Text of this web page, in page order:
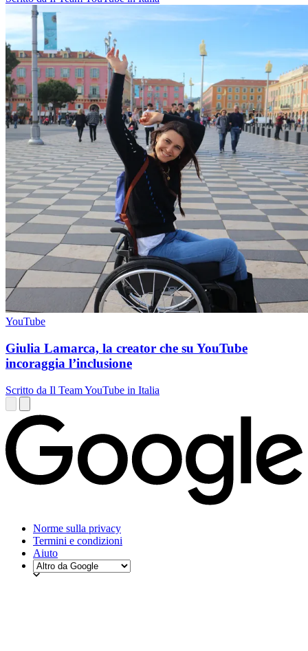
YouTube
Giulia Lamarca, la creator che su YouTube
incoraggia l’inclusione
Scritto da Il Team YouTube in Italia
Norme sulla privacy
Termini e condizioni
Aiuto